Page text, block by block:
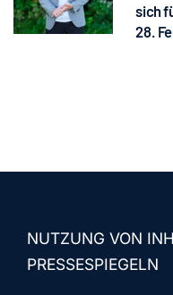
sich
28.
NUTZUNG VON
PRESSESPIEGELN